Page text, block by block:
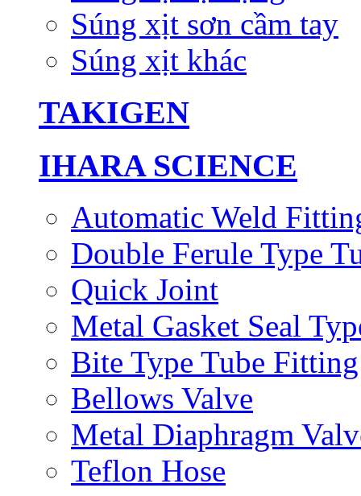
Súng xịt sơn cầm tay
Súng xịt khác
TAKIGEN
IHARA SCIENCE
Automatic Weld
Double Ferule Type
Quick Joint
Metal Gasket Seal
Bite Type Tube Fitting
Bellows Valve
Metal Diaphragm
Teflon Hose